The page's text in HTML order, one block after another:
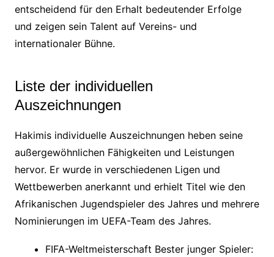
entscheidend für den Erhalt bedeutender Erfolge
und zeigen sein Talent auf Vereins- und
internationaler Bühne.
Liste der individuellen
Auszeichnungen
Hakimis individuelle Auszeichnungen heben seine
außergewöhnlichen Fähigkeiten und Leistungen
hervor. Er wurde in verschiedenen Ligen und
Wettbewerben anerkannt und erhielt Titel wie den
Afrikanischen Jugendspieler des Jahres und mehrere
Nominierungen im UEFA-Team des Jahres.
FIFA-Weltmeisterschaft Bester junger Spieler: